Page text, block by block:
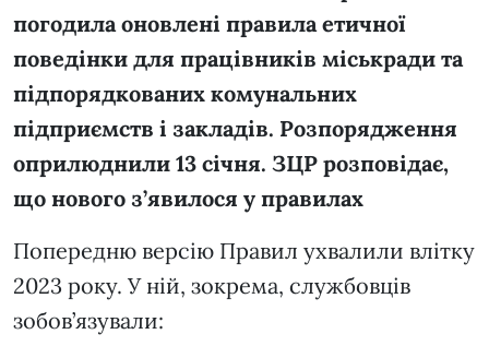
погодила оновлені правила етичної
поведінки для працівників міськради та
підпорядкованих комунальних
підприємств і закладів. Розпорядження
оприлюднили 13 січня. ЗЦР розповідає,
що нового з’явилося у правилах
Попередню версію Правил ухвалили влітку
2023 року. У ній, зокрема, службовців
зобов’язували: